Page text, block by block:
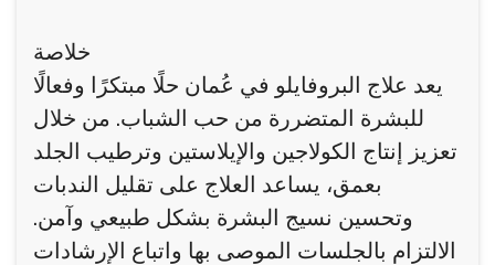
خلاصة
يعد علاج البروفايلو في عُمان حلًا مبتكرًا وفعالًا
للبشرة المتضررة من حب الشباب. من خلال
تعزيز إنتاج الكولاجين والإيلاستين وترطيب الجلد
بعمق، يساعد العلاج على تقليل الندبات
وتحسين نسيج البشرة بشكل طبيعي وآمن.
الالتزام بالجلسات الموصى بها واتباع الإرشادات